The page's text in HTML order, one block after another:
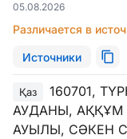
05.08.2026
Различается в
Источники
Қаз
160701,
АУДАНЫ, АҚҚҰМ
АУЫЛЫ, СӘКЕН